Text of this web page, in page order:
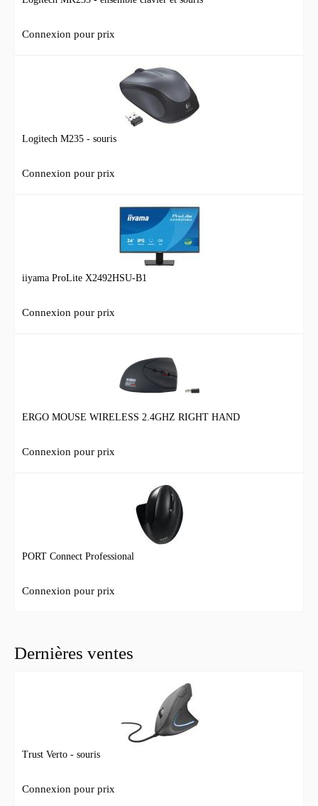
Connexion pour prix
Logitech M235 - souris
Connexion pour prix
iiyama ProLite X2492HSU-B1
Connexion pour prix
ERGO MOUSE WIRELESS 2.4GHZ RIGHT HAND
Connexion pour prix
PORT Connect Professional
Connexion pour prix
Dernières ventes
Trust Verto - souris
Connexion pour prix